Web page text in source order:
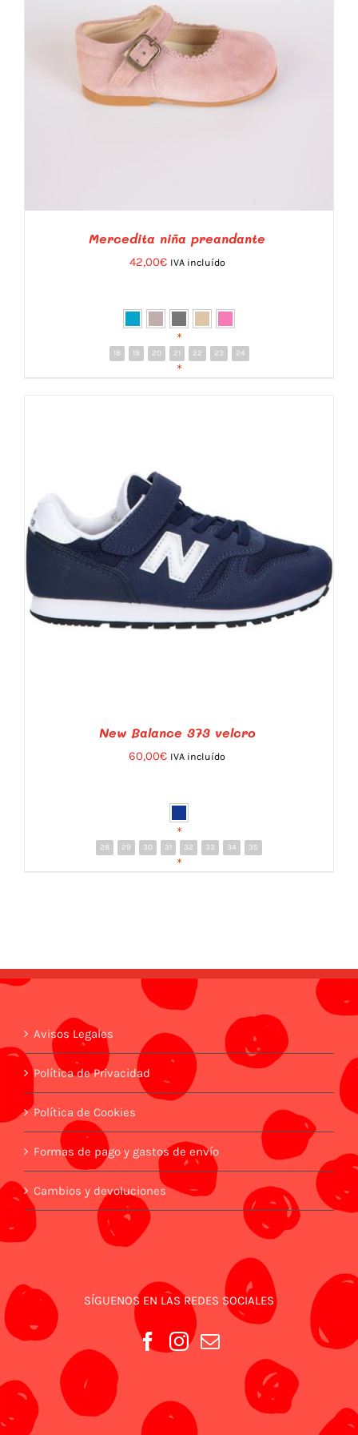
EN
LA
PÁGINA
DE
PRODUCTO
DETALLES
Mercedita niña preandante
42,00€ IVA incluído
*
18 19 20 21 22 23 24
*
DETALLES
New Balance 373 velcro
60,00€ IVA incluído
*
28 29 30 31 32 33 34 35
*
Avisos Legales
Política de Privacidad
Política de Cookies
Formas de pago y gastos de envío
Cambios y devoluciones
SÍGUENOS EN LAS REDES SOCIALES